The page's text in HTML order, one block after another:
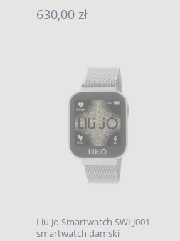
630,00 zł
Liu Jo Smartwatch SWLJ001 -
smartwatch damski